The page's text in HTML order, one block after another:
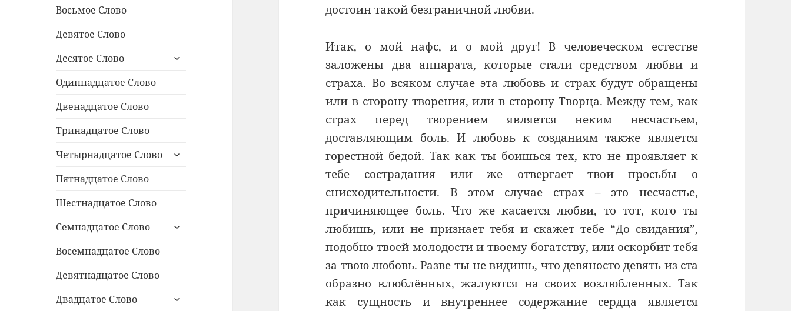
Восьмое Слово
Девятое Слово
Десятое Слово
раскрыть
Одиннадцатое Cлово
Двенадцатое Слово
Тринадцатое Слово
Четырнадцатое Слово
раскрыть
Пятнадцатое Слово
Шестнадцатое Слово
Семнадцатое Слово
раскрыть
Восемнадцатое Слово
Девятнадцатое Слово
Двадцатое Слово
раскрыть
достоин такой безграничной любви.
Итак, о мой нафс, и о мой друг! В человеческом естестве
заложены два аппарата, которые стали средством любви и
страха. Во всяком случае эта любовь и страх будут обращены
или в сторону творения, или в сторону Творца. Между тем, как
страх перед творением является неким несчастьем,
доставляющим боль. И любовь к созданиям также является
горестной бедой. Так как ты боишься тех, кто не проявляет к
тебе сострадания или же отвергает твои просьбы о
снисходительности. В этом случае страх – это несчастье,
причиняющее боль. Что же касается любви, то тот, кого ты
любишь, или не признает тебя и скажет тебе “До свидания”,
подобно твоей молодости и твоему богатству, или оскорбит тебя
за твою любовь. Разве ты не видишь, что девяносто девять из ста
образно влюблённых, жалуются на своих возлюбленных. Так
как сущность и внутреннее содержание сердца является